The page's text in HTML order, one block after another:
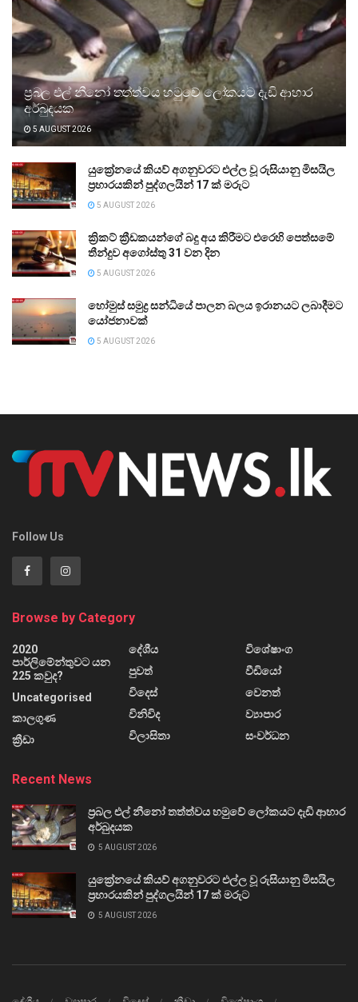
ප්‍රබල එල් නීනෝ තත්ත්වය හමුවේ ලෝකයට දැඩි ආහාර
අර්බුදයක
5 AUGUST 2026
යුක්‍රේනයේ කියව් අගනුවරට එල්ල වූ රුසියානු මිසයිල
ප්‍රහාරයකින් පුද්ගලයින් 17 ක් මරුට
5 AUGUST 2026
ක්‍රිකට් ක්‍රීඩකයන්ගේ බදු අය කිරීමට එරෙහි පෙත්සමේ
තීන්දුව අගෝස්තු 31 වන දින
5 AUGUST 2026
හෝමුස් සමුද්‍ර සන්ධියේ පාලන බලය ඉරානයට ලබාදීමට
යෝජනාවක්
5 AUGUST 2026
Follow Us
Browse by Category
2020
පාර්ලිමේන්තුවට යන
225 කවුද?
Uncategorised
කාලගුණ
ක්‍රීඩා
දේශීය
පුවත්
විදෙස්
විනිවිද
විලාසිතා
විශේෂාංග
වීඩියෝ
වෙනත්
ව්‍යාපාර
සංවර්ධන
Recent News
ප්‍රබල එල් නීනෝ තත්ත්වය හමුවේ ලෝකයට දැඩි ආහාර
අර්බුදයක
5 AUGUST 2026
යුක්‍රේනයේ කියව් අගනුවරට එල්ල වූ රුසියානු මිසයිල
ප්‍රහාරයකින් පුද්ගලයින් 17 ක් මරුට
5 AUGUST 2026